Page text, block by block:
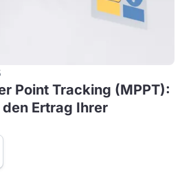
Point Tracking (MPPT):
Ertrag Ihrer